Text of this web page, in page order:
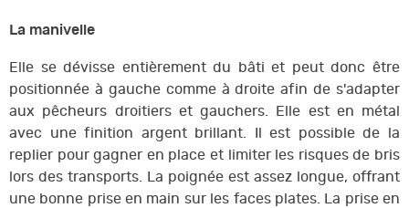
La manivelle
Elle se dévisse entièrement du bâti et peut donc être
positionnée à gauche comme à droite afin de s'adapter
aux pêcheurs droitiers et gauchers. Elle est en métal
avec une finition argent brillant. Il est possible de la
replier pour gagner en place et limiter les risques de bris
lors des transports. La poignée est assez longue, offrant
une bonne prise en main sur les faces plates. La prise en